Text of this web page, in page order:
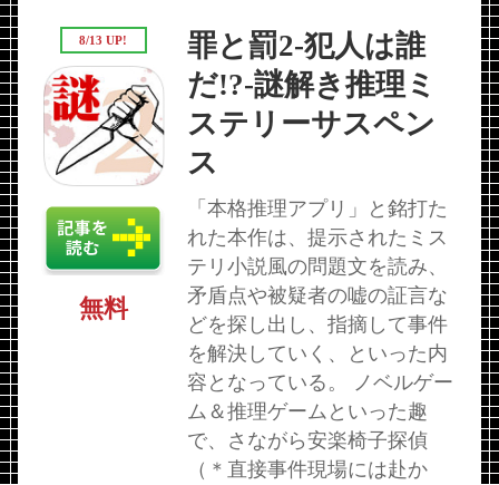
罪と罰2-犯人は誰
だ!?-謎解き推理ミ
ステリーサスペン
ス
「本格推理アプリ」と銘打た
れた本作は、提示されたミス
テリ小説風の問題文を読み、
矛盾点や被疑者の嘘の証言な
どを探し出し、指摘して事件
を解決していく、といった内
容となっている。 ノベルゲー
ム＆推理ゲームといった趣
で、さながら安楽椅子探偵
（＊直接事件現場には赴か
8/13 UP!
無料